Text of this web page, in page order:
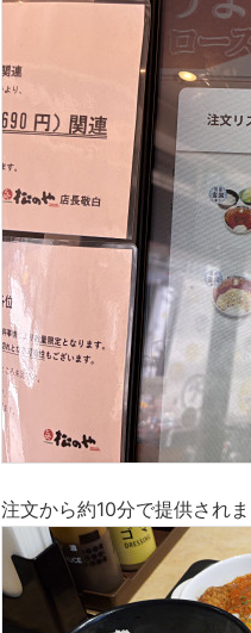
注文から約10分で提供されま